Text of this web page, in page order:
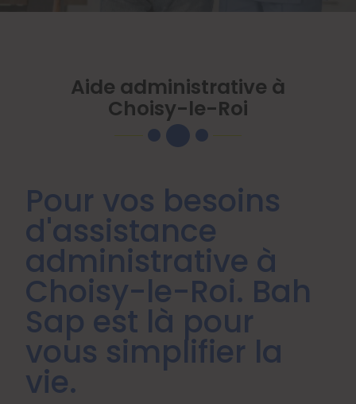
Aide administrative à
Choisy-le-Roi
Pour vos besoins
d'assistance
administrative à
Choisy-le-Roi. Bah
Sap est là pour
vous simplifier la
vie.